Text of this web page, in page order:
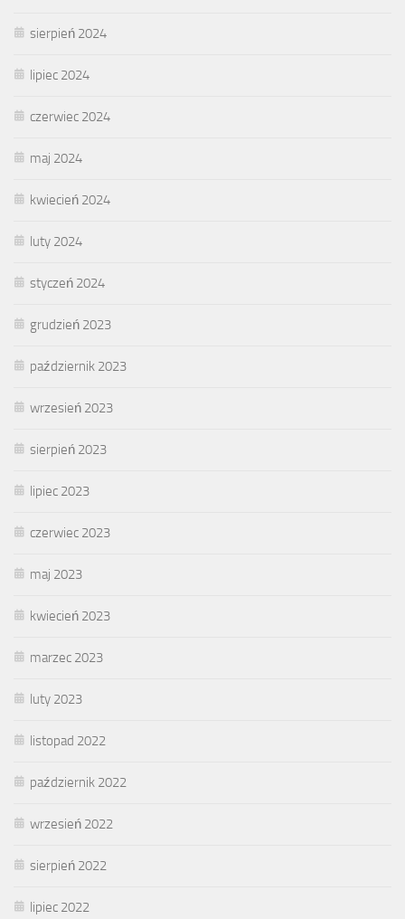
sierpień 2024
lipiec 2024
czerwiec 2024
maj 2024
kwiecień 2024
luty 2024
styczeń 2024
grudzień 2023
październik 2023
wrzesień 2023
sierpień 2023
lipiec 2023
czerwiec 2023
maj 2023
kwiecień 2023
marzec 2023
luty 2023
listopad 2022
październik 2022
wrzesień 2022
sierpień 2022
lipiec 2022